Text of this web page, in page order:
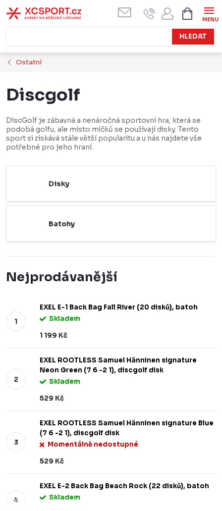
na
obsah
HLEDAT
KOŠÍK
Ostatní
Discgolf
DiscGolf je zábavná a nenáročná sportovní hra, která se
podobá golfu, ale místo míčků se používají disky. Tento
sport si získává stále větší popularitu a u nás najdete vše
potřebné pro jeho hraní.
Disky
Batohy
Nejprodávanější
EXEL E-1 Back Bag Fall River (20 disků), batoh
Skladem
1 199 Kč
EXEL ROOTLESS Samuel Hänninen signature
Neon Green (7 6 -2 1), discgolf disk
Skladem
529 Kč
EXEL ROOTLESS Samuel Hänninen signature Blue
(7 6 -2 1), discgolf disk
Momentálně nedostupné
529 Kč
EXEL E-2 Back Bag Beach Rock (22 disků), batoh
Skladem